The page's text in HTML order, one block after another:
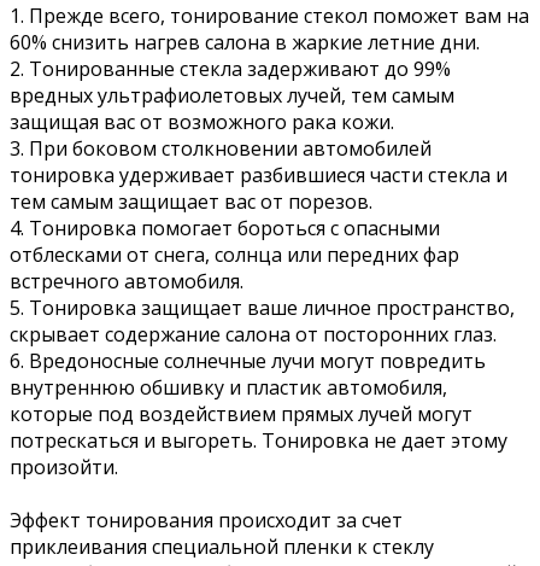
1. Прежде всего, тонирование стекол поможет вам на
60% снизить нагрев салона в жаркие летние дни.
2. Тонированные стекла задерживают до 99%
вредных ультрафиолетовых лучей, тем самым
защищая вас от возможного рака кожи.
3. При боковом столкновении автомобилей
тонировка удерживает разбившиеся части стекла и
тем самым защищает вас от порезов.
4. Тонировка помогает бороться с опасными
отблесками от снега, солнца или передних фар
встречного автомобиля.
5. Тонировка защищает ваше личное пространство,
скрывает содержание салона от посторонних глаз.
6. Вредоносные солнечные лучи могут повредить
внутреннюю обшивку и пластик автомобиля,
которые под воздействием прямых лучей могут
потрескаться и выгореть. Тонировка не дает этому
произойти.
Эффект тонирования происходит за счет
приклеивания специальной пленки к стеклу